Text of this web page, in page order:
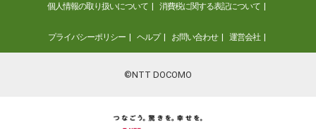
宮崎県宮崎市佐土原町下那珂
価 格
2,698万円
住 所
宮崎県宮崎市佐土原町下那珂
90.26m²
宮崎県宮崎市下北方町塚原
個人情報の取り扱いについて 消費税に関する表記について
プライバシーポリシー ヘルプ お問い合わせ 運営会社
©NTT DOCOMO